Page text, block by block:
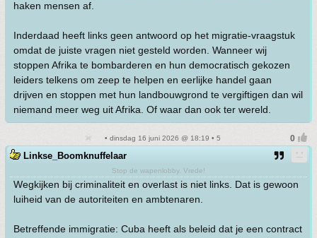
haken mensen af.
Inderdaad heeft links geen antwoord op het migratie-vraagstuk
omdat de juiste vragen niet gesteld worden. Wanneer wij
stoppen Afrika te bombarderen en hun democratisch gekozen
leiders telkens om zeep te helpen en eerlijke handel gaan
drijven en stoppen met hun landbouwgrond te vergiftigen dan wil
niemand meer weg uit Afrika. Of waar dan ook ter wereld.
• dinsdag 16 juni 2026 @ 18:19 • 5
Linkse_Boomknuffelaar
Stop de wapenlobby. Vrede!
Wegkijken bij criminaliteit en overlast is niet links. Dat is gewoon
luiheid van de autoriteiten en ambtenaren.
Betreffende immigratie: Cuba heeft als beleid dat je een contract